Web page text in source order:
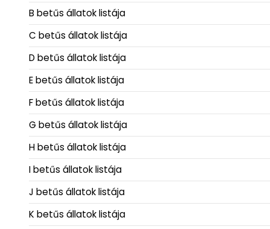
B betűs állatok listája
C betűs állatok listája
D betűs állatok listája
E betűs állatok listája
F betűs állatok listája
G betűs állatok listája
H betűs állatok listája
I betűs állatok listája
J betűs állatok listája
K betűs állatok listája